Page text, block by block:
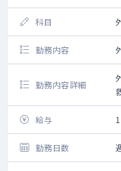
科目
勤務内容
勤務内容詳細
給与
勤務日数